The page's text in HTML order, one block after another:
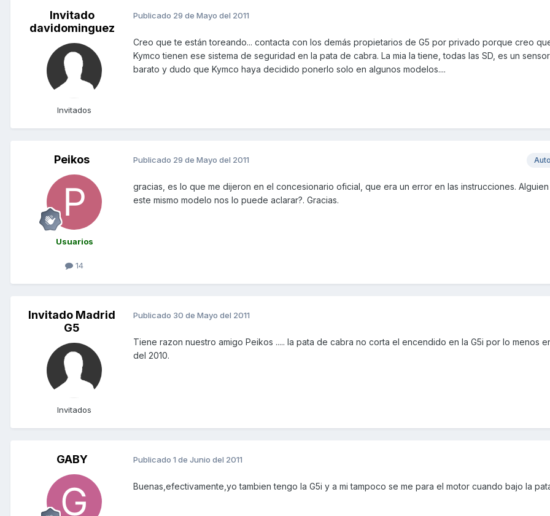
Invitado
davidominguez
Invitados
Publicado 29 de Mayo del 2011
Creo que te están toreando... contacta con los demás propietarios de G5 por privado porque creo
Kymco tienen ese sistema de seguridad en la pata de cabra. La mia la tiene, todas las SD, es un
barato y dudo que Kymco haya decidido ponerlo solo en algunos modelos....
Peikos
Usuarios
14
Publicado 29 de Mayo del 2011
gracias, es lo que me dijeron en el concesionario oficial, que era un error en las instrucciones.
este mismo modelo nos lo puede aclarar?. Gracias.
Invitado Madrid
G5
Invitados
Publicado 30 de Mayo del 2011
Tiene razon nuestro amigo Peikos ..... la pata de cabra no corta el encendido en la G5i por lo menos
del 2010.
GABY Publicado 1 de Junio del 2011
Buenas,efectivamente,yo tambien tengo la G5i y a mi tampoco se me para el motor cuando bajo la